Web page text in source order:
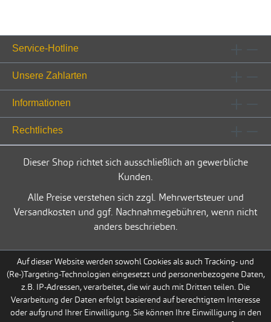
Service-Hotline
Unsere Zahlarten
Informationen
Rechtliches
Dieser Shop richtet sich ausschließlich an gewerbliche
Kunden.
Alle Preise verstehen sich zzgl. Mehrwertsteuer und
Versandkosten und ggf. Nachnahmegebühren, wenn nicht
anders beschrieben.
Auf dieser Website werden sowohl Cookies als auch Tracking- und
(Re-)Targeting-Technologien eingesetzt und personenbezogene Daten,
z.B. IP-Adressen, verarbeitet, die wir auch mit Dritten teilen. Die
Verarbeitung der Daten erfolgt basierend auf berechtigtem Interesse
oder aufgrund Ihrer Einwilligung. Sie können Ihre Einwilligung in den